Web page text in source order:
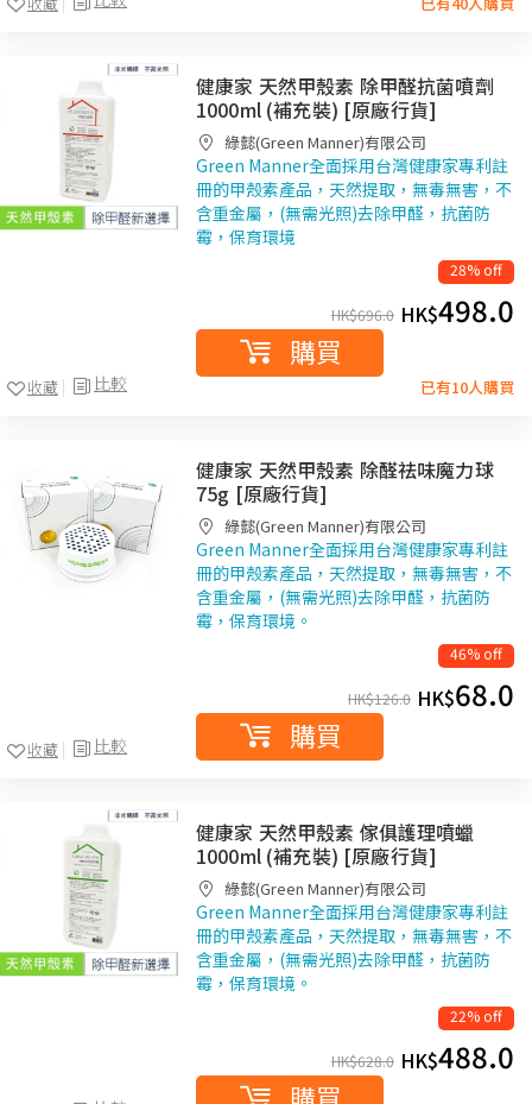
比較
收藏
健康家 天然甲殼素 除甲醛抗菌噴劑
1000ml (補充裝) [原廠行貨]
綠懿(Green Manner)有限公司
Green Manner全面採用台灣健康家專利註
冊的甲殼素產品，天然提取，無毒無害，不
含重金屬，(無需光照)去除甲醛，抗菌防
霉，保育環境
28% off
HK$696.0 HK$498.0
購買
已有10人購買
比較
收藏
健康家 天然甲殼素 除醛祛味魔力球
75g [原廠行貨]
綠懿(Green Manner)有限公司
Green Manner全面採用台灣健康家專利註
冊的甲殼素產品，天然提取，無毒無害，不
含重金屬，(無需光照)去除甲醛，抗菌防
霉，保育環境。
46% off
HK$126.0 HK$68.0
購買
健康家 天然甲殼素 傢俱護理噴蠟
1000ml (補充裝) [原廠行貨]
綠懿(Green Manner)有限公司
Green Manner全面採用台灣健康家專利註
冊的甲殼素產品，天然提取，無毒無害，不
含重金屬，(無需光照)去除甲醛，抗菌防
霉，保育環境。
22% off
HK$628.0 HK$488.0